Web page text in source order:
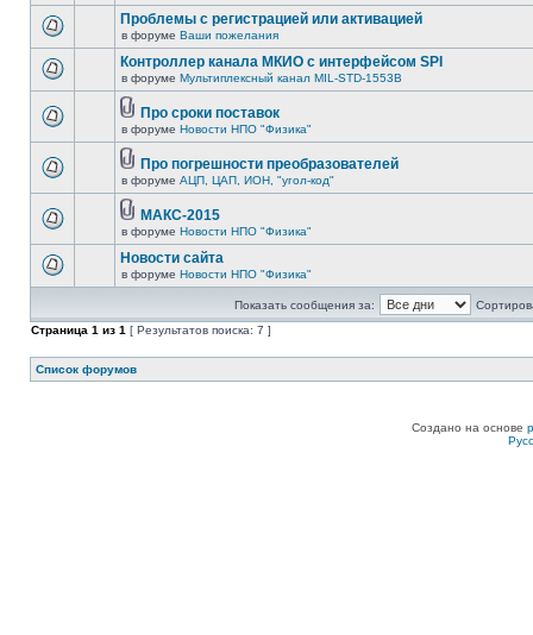
Проблемы с регистрацией или активацией
в форуме Ваши пожелания
Контроллер канала МКИО с интерфейсом SPI
в форуме Мультиплексный канал MIL-STD-1553B
Про сроки поставок
в форуме Новости НПО "Физика"
Про погрешности преобразователей
в форуме АЦП, ЦАП, ИОН, "угол-код"
МАКС-2015
в форуме Новости НПО "Физика"
Новости сайта
в форуме Новости НПО "Физика"
Показать сообщения за:
Страница 1 из 1 [ Результатов поиска: 7 ]
Список форумов
Создано на основе